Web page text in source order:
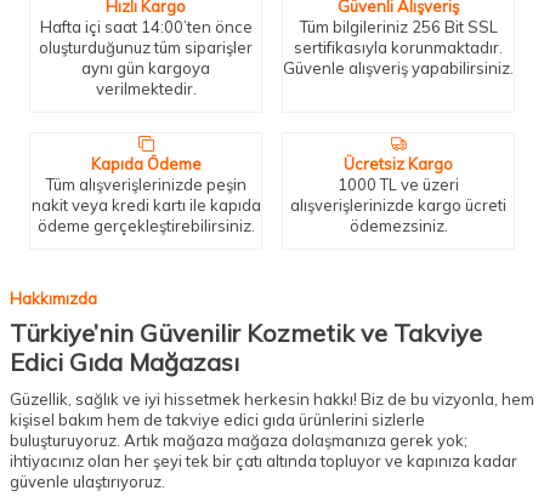
Hızlı Kargo
Hafta içi saat 14:00’ten önce
oluşturduğunuz tüm siparişler
aynı gün kargoya
verilmektedir.
Güvenli Alışveriş
Tüm bilgileriniz 256 Bit SSL
sertifikasıyla korunmaktadır.
Güvenle alışveriş yapabilirsiniz.
Kapıda Ödeme
Tüm alışverişlerinizde peşin
nakit veya kredi kartı ile kapıda
ödeme gerçekleştirebilirsiniz.
Ücretsiz Kargo
1000 TL ve üzeri
alışverişlerinizde kargo ücreti
ödemezsiniz.
Hakkımızda
Türkiye’nin Güvenilir Kozmetik ve Takviye
Edici Gıda Mağazası
Güzellik, sağlık ve iyi hissetmek herkesin hakkı! Biz de bu vizyonla, hem
kişisel bakım hem de takviye edici gıda ürünlerini sizlerle
buluşturuyoruz. Artık mağaza mağaza dolaşmanıza gerek yok;
ihtiyacınız olan her şeyi tek bir çatı altında topluyor ve kapınıza kadar
güvenle ulaştırıyoruz.